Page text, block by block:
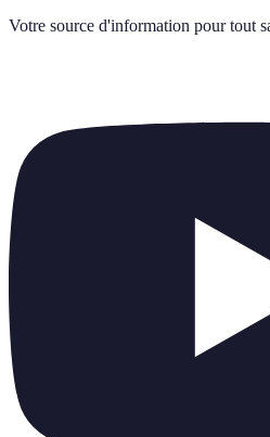
Votre source d'information pour tout